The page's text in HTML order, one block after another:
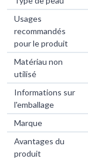
Usages
recommandés
pour le produit
Matériau non
utilisé
Informations sur
l'emballage
Marque
Avantages du
produit